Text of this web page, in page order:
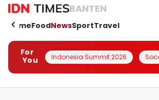
BANTEN
HomeFoodNewsSportTravel
For
You
Indonesia Summit 2026